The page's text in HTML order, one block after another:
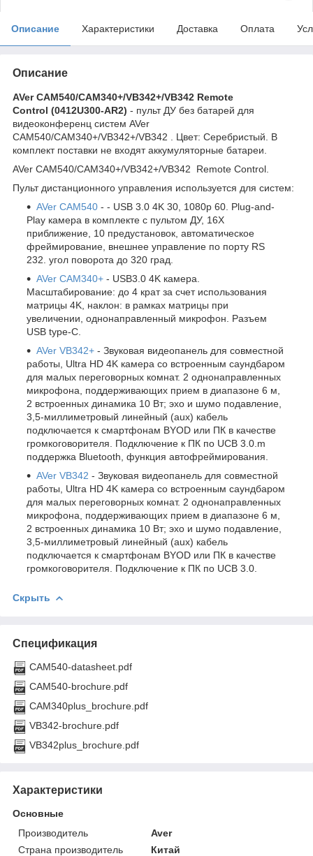
Описание Характеристики Доставка Оплата
Описание
AVer CAM540/CAM340+/VB342+/VB342 Remote
Control (0412U300-AR2) - пульт ДУ без батарей для
видеоконференц систем AVer
CAM540/CAM340+/VB342+/VB342 . Цвет: Серебристый. В
комплект поставки не входят аккумуляторные батареи.
AVer CAM540/CAM340+/VB342+/VB342 Remote Control.
Пульт дистанционного управления используется для систем:
AVer CAM540 - - USB 3.0 4K 30, 1080p 60. Plug-and-
Play камера в комплекте с пультом ДУ, 16X
приближение, 10 предустановок, автоматическое
фреймирование, внешнее управление по порту RS
232. угол поворота до 320 град.
AVer CAM340+ - USB3.0 4K камера.
Масштабирование: до 4 крат за счет использования
матрицы 4K, наклон: в рамках матрицы при
увеличении, однонаправленный микрофон. Разъем
USB type-C.
AVer VB342+ - Звуковая видеопанель для совместной
работы, Ultra HD 4K камера со встроенным саундбаром
для малых переговорных комнат. 2 однонаправленных
микрофона, поддерживающих прием в диапазоне 6 м,
2 встроенных динамика 10 Вт; эхо и шумо подавление,
3,5-миллиметровый линейный (aux) кабель
подключается к смартфонам BYOD или ПК в качестве
громкоговорителя. Подключение к ПК по UCB 3.0.m
поддержка Bluetooth, функция автофреймирования.
AVer VB342 - Звуковая видеопанель для совместной
работы, Ultra HD 4K камера со встроенным саундбаром
для малых переговорных комнат. 2 однонаправленных
микрофона, поддерживающих прием в диапазоне 6 м,
2 встроенных динамика 10 Вт; эхо и шумо подавление,
3,5-миллиметровый линейный (aux) кабель
подключается к смартфонам BYOD или ПК в качестве
громкоговорителя. Подключение к ПК по UCB 3.0.
Скрыть
Спецификация
CAM540-datasheet.pdf
CAM540-brochure.pdf
CAM340plus_brochure.pdf
VB342-brochure.pdf
VB342plus_brochure.pdf
Характеристики
Основные
Производитель
Aver
Страна производитель
Китай